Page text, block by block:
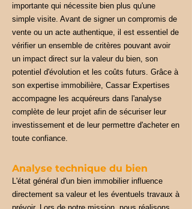
importante qui nécessite bien plus qu'une
simple visite. Avant de signer un compromis de
vente ou un acte authentique, il est essentiel de
vérifier un ensemble de critères pouvant avoir
un impact direct sur la valeur du bien, son
potentiel d'évolution et les coûts futurs. Grâce à
son expertise immobilière, Cassar Expertises
accompagne les acquéreurs dans l'analyse
complète de leur projet afin de sécuriser leur
investissement et de leur permettre d'acheter en
toute confiance.
Analyse technique du bien
L'état général d'un bien immobilier influence
directement sa valeur et les éventuels travaux à